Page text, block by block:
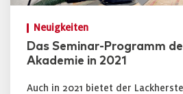
Neuigkeiten
Das Seminar-Programm
Akademie in 2021
Auch in 2021 bietet der